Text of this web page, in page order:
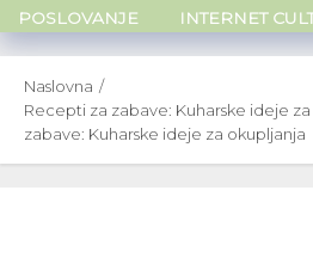
POSLOVANJE
INTERNET
Naslovna
Recepti za zabave: Kuharske ideje
zabave: Kuharske ideje za okupljanja